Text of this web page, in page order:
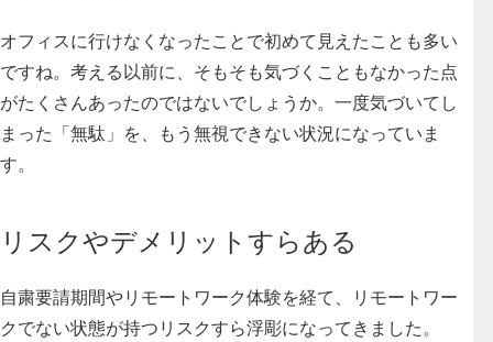
オフィスに行けなくなったことで初めて見えたことも多い
ですね。考える以前に、そもそも気づくこともなかった点
がたくさんあったのではないでしょうか。一度気づいてし
まった「無駄」を、もう無視できない状況になっていま
す。
リスクやデメリットすらある
自粛要請期間やリモートワーク体験を経て、
リモートワー
クでない状態が持つリスクすら浮彫になってきました。